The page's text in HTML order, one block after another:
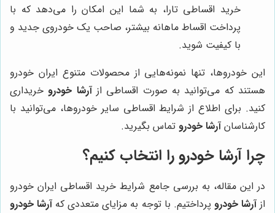
خرید اقساطی تارا، به شما این امکان را می‌دهد که با
پرداخت اقساط ماهانه بیشتر، صاحب یک خودروی جدید و
با کیفیت شوید.
این خودروها، تنها نمونه‌هایی از محصولات متنوع ایران خودرو
هستند که می‌توانید به صورت اقساطی ازآرشا خودرو خریداری
کنید. برای اطلاع از شرایط اقساطی سایر خودروها، می‌توانید با
کارشناسانآرشا خودرو تماس بگیرید.
چرا آرشا خودرو را انتخاب کنیم؟
در این مقاله، به بررسی جامع شرایط خرید اقساطی ایران خودرو
ازآرشا خودرو پرداختیم. با توجه به مزایای متعددی کهآرشا خودرو